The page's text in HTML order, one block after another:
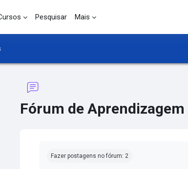
Pesquisar Mais
Fórum de Aprendizagem
Fazer postagens no fórum: 2